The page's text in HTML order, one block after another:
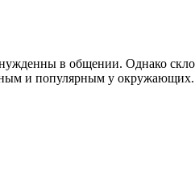
в общении. Однако
и популярным у окружающих.